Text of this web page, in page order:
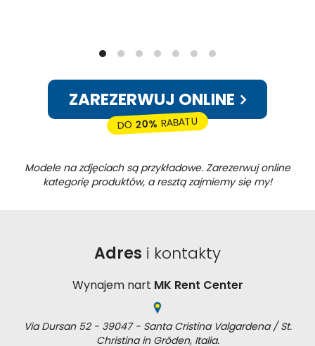
ZAREZERWUJ ONLINE
DO20% RABATU
Modele na zdjęciach są przykładowe. Zarezerwuj online
kategorię produktów, a resztą zajmiemy się my!
Adres i kontakty
Wynajem nart MK Rent Center
Via Dursan 52 - 39047 - Santa Cristina Valgardena / St.
Christina in Gröden, Italia.